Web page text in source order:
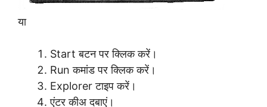
या
Start बटन पर क्लिक करें।
Run कमांड पर क्लिक करें।
Explorer टाइप करें।
एंटर कीअ दबाएं।